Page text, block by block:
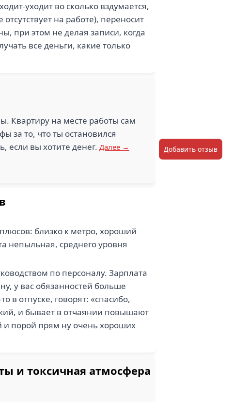
уходит во сколько вздумается,
на работе), переносит
при этом не делая записи, когда
все деньги, какие только
Квартиру на месте работы сам
за то, что ты остановился
если вы хотите денег. Далее →
близко к метро, хороший
непыльная, среднего уровня
по персоналу. Зарплата
у вас обязанностей больше
в отпуске, говорят: «спасибо,
и бывает в отчаянии повышают
и порой прям ну очень хороших
и токсичная атмосфера
Добавить отзыв